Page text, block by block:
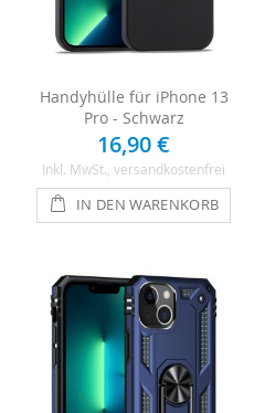
Handyhülle für iPhone 13
Pro - Schwarz
16,90 €
Inkl. MwSt. , versandkostenfrei
IN DEN WARENKORB